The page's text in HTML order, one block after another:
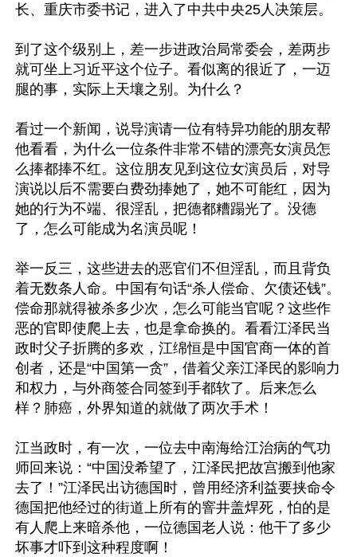
长、重庆市委书记，进入了中共中央25人决策层。
到了这个级别上，差一步进政治局常委会，差两步
就可坐上习近平这个位子。看似离的很近了，一迈
腿的事，实际上天壤之别。为什么？
看过一个新闻，说导演请一位有特异功能的朋友帮
他看看，为什么一位条件非常不错的漂亮女演员怎
么捧都捧不红。这位朋友见到这位女演员后，对导
演说以后不需要白费劲捧她了，她不可能红，因为
她的行为不端、很淫乱，把德都糟蹋光了。没德
了，怎么可能成为名演员呢！
举一反三，这些进去的恶官们不但淫乱，而且背负
着无数条人命。中国有句话“杀人偿命、欠债还钱”。
偿命那就得被杀多少次，怎么可能当官呢？这些作
恶的官即使爬上去，也是拿命换的。看看江泽民当
政时父子折腾的多欢，江绵恒是中国官商一体的首
创者，还是“中国第一贪”，借着父亲江泽民的影响力
和权力，与外商签合同签到手都软了。后来怎么
样？肺癌，外界知道的就做了两次手术！
江当政时，有一次，一位去中南海给江治病的气功
师回来说：“中国没希望了，江泽民把故宫搬到他家
去了！”江泽民出访德国时，曾用经济利益要挟命令
德国把他经过的街道上所有的窨井盖焊死，怕的是
有人爬上来暗杀他，一位德国老人说：他干了多少
坏事才吓到这种程度啊！